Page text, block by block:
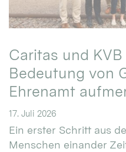
Caritas und
Bedeutung von
Ehrenamt
17. Juli 2026
Ein erster Schritt aus
Menschen einander